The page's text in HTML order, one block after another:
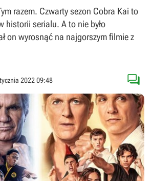
razem. Czwarty sezon Cobra Kai to
historii serialu. A to nie było
on wyrosnąć na najgorszym filmie z
2022 09:48 